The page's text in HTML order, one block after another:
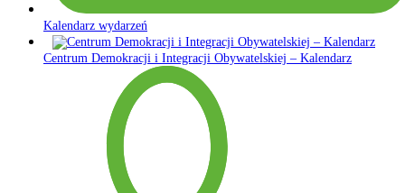
Kalendarz wydarzeń
Centrum Demokracji i Integracji Obywatelskiej – Kalendarz